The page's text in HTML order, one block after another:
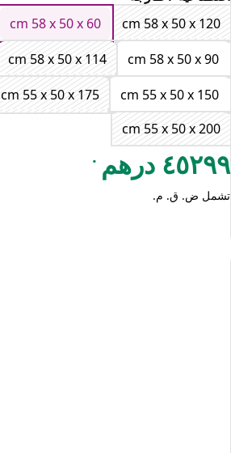
cm 58 x 50 x 120
cm 58 x 50 x 60
cm 58 x 50 x 90
cm 58 x 50 x 114
cm 55 x 50 x 150
cm 55 x 50 x 175
cm 55 x 50 x 200
٤٥٢٩٩ درهم .
تشمل ض. ق. م.